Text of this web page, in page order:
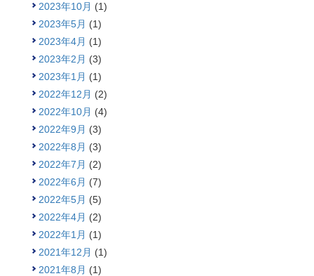
2023年10月 (1)
2023年5月 (1)
2023年4月 (1)
2023年2月 (3)
2023年1月 (1)
2022年12月 (2)
2022年10月 (4)
2022年9月 (3)
2022年8月 (3)
2022年7月 (2)
2022年6月 (7)
2022年5月 (5)
2022年4月 (2)
2022年1月 (1)
2021年12月 (1)
2021年8月 (1)